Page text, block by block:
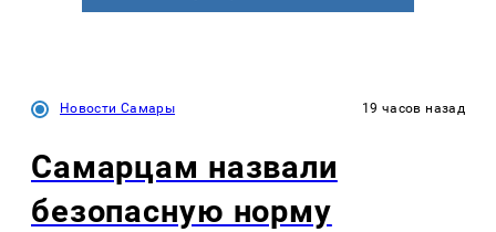
Новости Самары 19 часов назад
Самарцам назвали
безопасную норму